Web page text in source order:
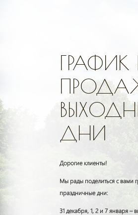
ПРОДАЖ
ДНИ
Дорогие клиенты!
Мы рады поделиться с вами
праздничные дни:
31 декабря, 1, 2 и 7 января –